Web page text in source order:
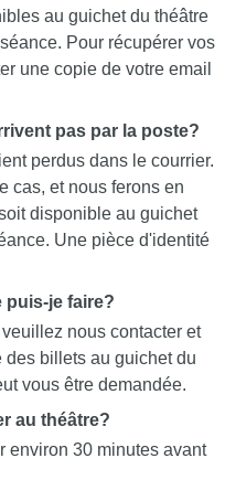
au guichet du théâtre
Pour récupérer vos
une copie de votre email
pas par la poste?
perdus dans le courrier.
cas, et nous ferons en
disponible au guichet
Une pièce d'identité
puis-je faire?
nous contacter et
billets au guichet du
vous être demandée.
au théâtre?
environ 30 minutes avant